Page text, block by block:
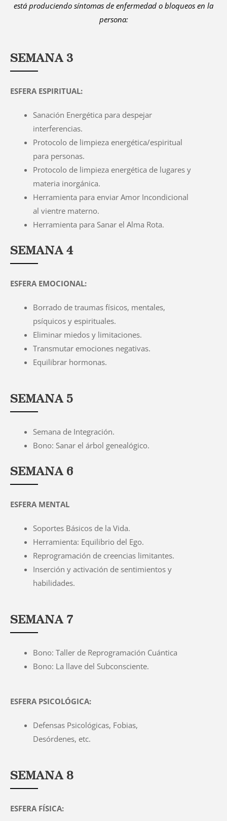
está produciendo síntomas de enfermedad o bloqueos en la
persona:
SEMANA 3
ESFERA ESPIRITUAL:
Sanación Energética para despejar
interferencias.
Protocolo de limpieza energética/espiritual
para personas.
Protocolo de limpieza energética de lugares y
materia inorgánica.
Herramienta para enviar Amor Incondicional
al vientre materno.
Herramienta para Sanar el Alma Rota.
SEMANA 4
ESFERA EMOCIONAL:
Borrado de traumas físicos, mentales,
psíquicos y espirituales.
Eliminar miedos y limitaciones.
Transmutar emociones negativas.
Equilibrar hormonas.
SEMANA 5
Semana de Integración.
Bono: Sanar el árbol genealógico.
SEMANA 6
ESFERA MENTAL
Soportes Básicos de la Vida.
Herramienta: Equilibrio del Ego.
Reprogramación de creencias limitantes.
Inserción y activación de sentimientos y
habilidades.
SEMANA 7
Bono: Taller de Reprogramación Cuántica
Bono: La llave del Subconsciente.
ESFERA PSICOLÓGICA:
Defensas Psicológicas, Fobias,
Desórdenes, etc.
SEMANA 8
ESFERA FÍSICA: